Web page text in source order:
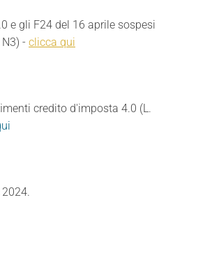
e gli F24 del 16 aprile sospesi
- clicca qui
credito d'imposta 4.0 (L.
.